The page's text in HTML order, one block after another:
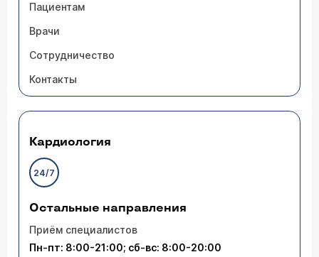
Пациентам
Врачи
Сотрудничество
Контакты
Кардиология
24/7
Остальные направления
Приём специалистов
Пн-пт: 8:00-21:00; сб-вс: 8:00-20:00